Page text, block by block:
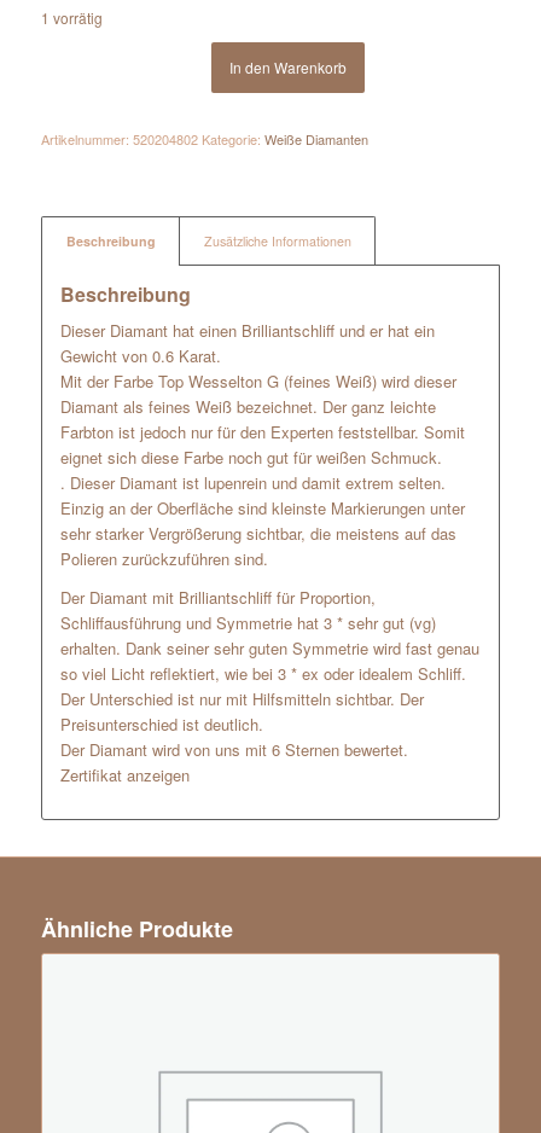
1 vorrätig
In den Warenkorb
Artikelnummer: 520204802 Kategorie: Weiße Diamanten
Beschreibung Zusätzliche Informationen
Beschreibung
Dieser Diamant hat einen Brilliantschliff und er hat ein
Gewicht von 0.6 Karat.
Mit der Farbe Top Wesselton G (feines Weiß) wird dieser
Diamant als feines Weiß bezeichnet. Der ganz leichte
Farbton ist jedoch nur für den Experten feststellbar. Somit
eignet sich diese Farbe noch gut für weißen Schmuck.
. Dieser Diamant ist lupenrein und damit extrem selten.
Einzig an der Oberfläche sind kleinste Markierungen unter
sehr starker Vergrößerung sichtbar, die meistens auf das
Polieren zurückzuführen sind.
Der Diamant mit Brilliantschliff für Proportion,
Schliffausführung und Symmetrie hat 3 * sehr gut (vg)
erhalten. Dank seiner sehr guten Symmetrie wird fast genau
so viel Licht reflektiert, wie bei 3 * ex oder idealem Schliff.
Der Unterschied ist nur mit Hilfsmitteln sichtbar. Der
Preisunterschied ist deutlich.
Der Diamant wird von uns mit 6 Sternen bewertet.
Zertifikat anzeigen
Ähnliche Produkte